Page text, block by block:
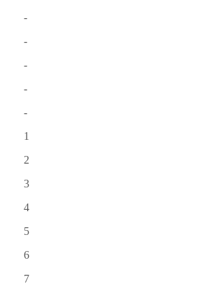
-
-
-
-
-
1
2
3
4
5
6
7